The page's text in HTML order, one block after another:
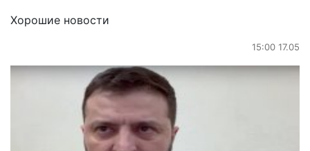
Хорошие новости
15:00 17.05